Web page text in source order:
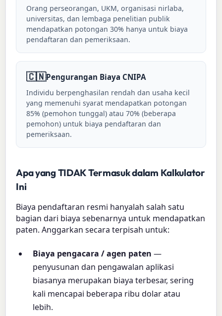
Orang perseorangan, UKM, organisasi nirlaba,
universitas, dan lembaga penelitian publik
mendapatkan potongan 30% hanya untuk biaya
pendaftaran dan pemeriksaan.
🇨🇳Pengurangan Biaya CNIPA
Individu berpenghasilan rendah dan usaha kecil
yang memenuhi syarat mendapatkan potongan
85% (pemohon tunggal) atau 70% (beberapa
pemohon) untuk biaya pendaftaran dan
pemeriksaan.
Apa yang TIDAK Termasuk dalam Kalkulator
Ini
Biaya pendaftaran resmi hanyalah salah satu
bagian dari biaya sebenarnya untuk mendapatkan
paten. Anggarkan secara terpisah untuk:
Biaya pengacara / agen paten —
penyusunan dan pengawalan aplikasi
biasanya merupakan biaya terbesar, sering
kali mencapai beberapa ribu dolar atau
lebih.